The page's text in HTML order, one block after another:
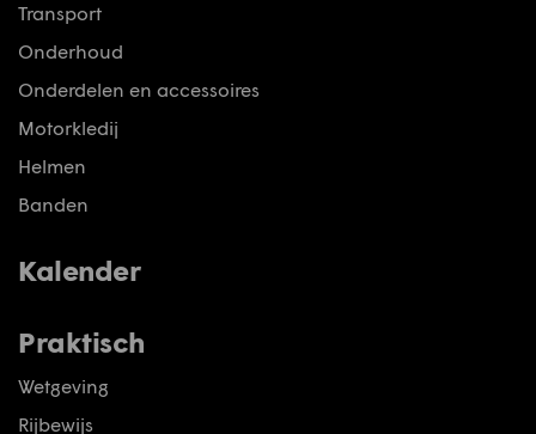
Transport
Onderhoud
Onderdelen en accessoires
Motorkledij
Helmen
Banden
Kalender
Praktisch
Wetgeving
Rijbewijs